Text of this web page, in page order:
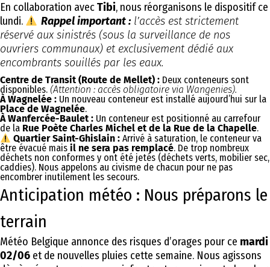
En collaboration avecTibi, nous réorganisons le dispositif ce
lundi.
Rappel important :l’accès est strictement
réservé aux sinistrés (sous la surveillance de nos
ouvriers communaux) et exclusivement dédié aux
encombrants souillés par les eaux.
Centre de Transit (Route de Mellet) : Deux conteneurs sont
disponibles. (Attention : accès obligatoire via Wangenies).
À Wagnelée : Un nouveau conteneur est installé aujourd’hui sur la
Place de Wagnelée.
À Wanfercée-Baulet : Un conteneur est positionné au carrefour
de la Rue Poète Charles Michel et de la Rue de la Chapelle.
Quartier Saint-Ghislain : Arrivé à saturation, le conteneur va
être évacué mais il ne sera pas remplacé. De trop nombreux
déchets non conformes y ont été jetés (déchets verts, mobilier sec,
caddies). Nous appelons au civisme de chacun pour ne pas
encombrer inutilement les secours.
Anticipation météo : Nous préparons le
terrain
Météo Belgique annonce des risques d’orages pour ce mardi
02/06 et de nouvelles pluies cette semaine. Nous agissons